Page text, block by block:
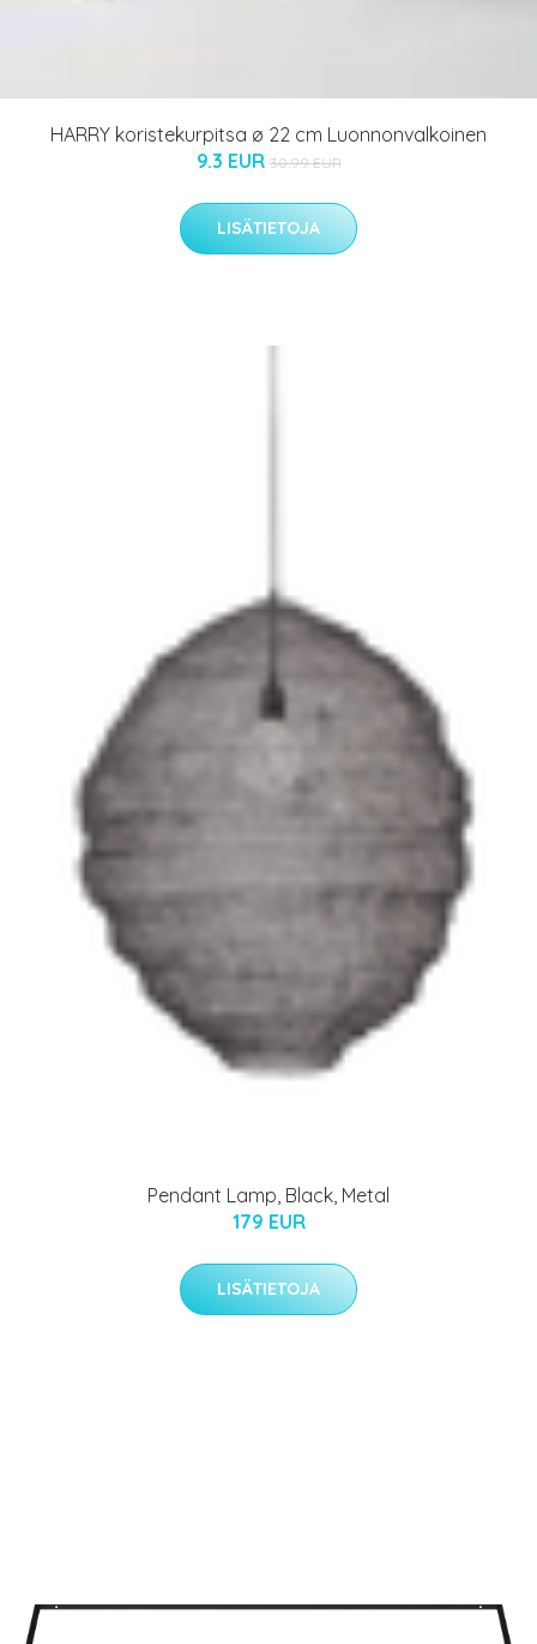
HARRY koristekurpitsa ø 22 cm Luonnonvalkoinen
9.3 EUR 30.99 EUR
LISÄTIETOJA
Pendant Lamp, Black, Metal
179 EUR
LISÄTIETOJA